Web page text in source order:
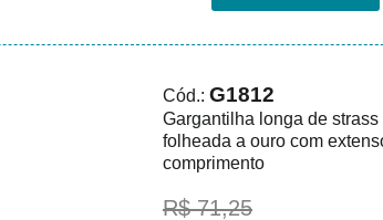
Cód.: G1812
Gargantilha longa de strass
folheada a ouro com
comprimento
R$ 71,25